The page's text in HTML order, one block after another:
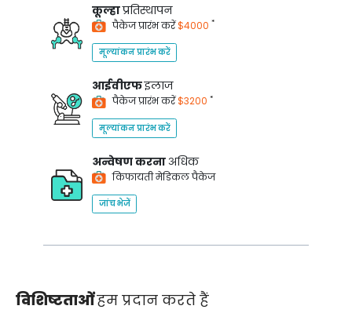
कूल्हाप्रतिस्थापन
पैकेज प्रारंभ करें$4000 *
मूल्यांकन प्रारंभ करें
आईवीएफइलाज
पैकेज प्रारंभ करें$3200 *
मूल्यांकन प्रारंभ करें
अन्वेषण करना अधिक
किफायती मेडिकल पैकेज
जांच भेजें
विशिष्टताओंहम प्रदान करते हैं